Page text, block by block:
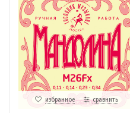
избранное сравнить